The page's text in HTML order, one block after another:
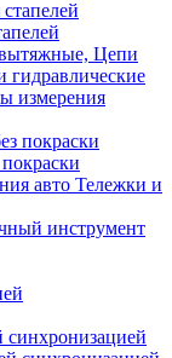
Цепи
гидравлические
измерения
Тележки и
инструмент